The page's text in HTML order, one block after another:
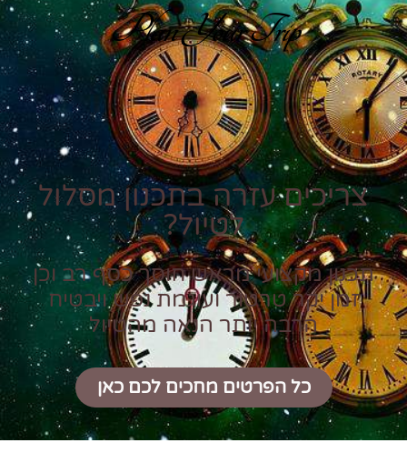
Plan Your Trip
צריכים עזרה בתכנון מסלול
לטיול?
תכנון מקצועי מראש חוסך כסף רב וכן
זמן יקר טרטור ועוגמת נפש ויבטיח
הרבה יותר הנאה מהטיול
כל הפרטים מחכים לכם כאן